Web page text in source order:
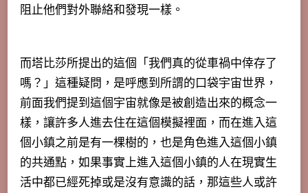
阻止他們對外聯絡和發現一樣。
而塔比莎所提出的這個「我們真的從車禍中倖存了
嗎？」這種疑問，是呼應到所謂的口袋宇宙世界，
前面我們提到這個宇宙就像是被創造出來的概念一
樣，讓許多人進去住在這個模擬裡面，而在進入這
個小鎮之前是有一棵樹的，也是角色進入這個小鎮
的共通點，如果事實上進入這個小鎮的人在現實生
活中都已經死掉或是沒有意識的話，那這些人或許